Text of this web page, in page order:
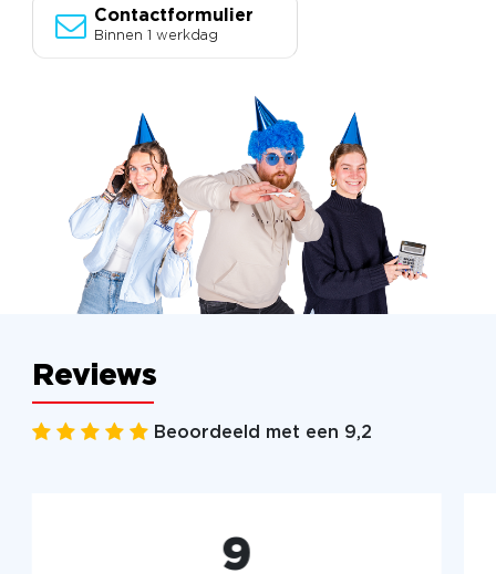
Contactformulier
Binnen 1 werkdag
Reviews
Beoordeeld met een 9,2
9